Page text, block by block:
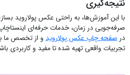
نتیجه‌گیری
با این آموزش‌ها، به راحتی عکس پولاروید
صرفه‌جویی در زمان، خدمات حرفه‌ای
درصفحه چاپ عکس پولارویدو از تخصص ما
تجربیات واقعی تهیه شده تا مفید و کاربردی